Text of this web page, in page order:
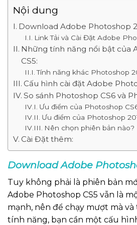
Nội dung
Download Adobe Photoshop
Link Tải và Cài Đặt Adobe
Những tính năng nổi bật của
CS5:
Tính năng khác Photoshop
Cấu hình cài đặt Adobe
So sánh Photoshop CS6 và
Ưu điểm của Photoshop
Ưu điểm của Photoshop
Nên chọn phiên bản nào?
Cài Đặt thêm:
Download Adobe
Tuy không phải là phiên bản
Adobe Photoshop CS5 vẫn là
mạnh, nên để chạy mượt mà
tính năng, bạn cần một cấu